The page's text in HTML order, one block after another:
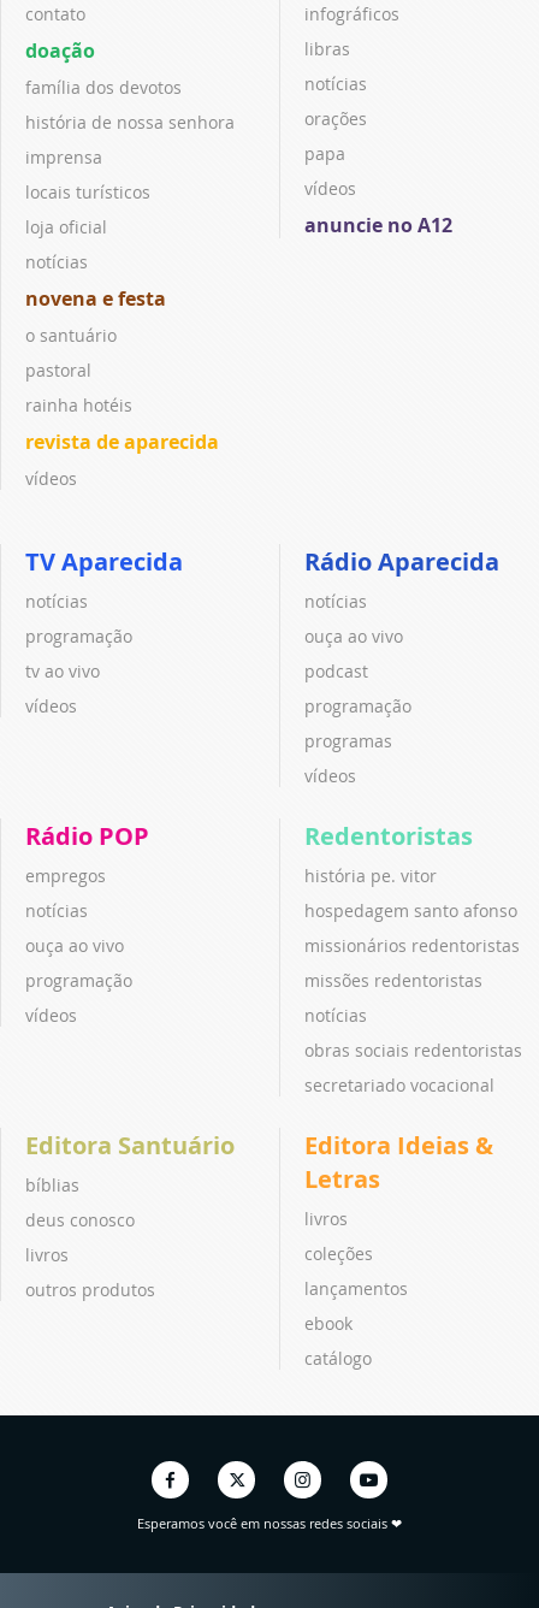
contato
doação
família dos devotos
história de nossa senhora
imprensa
locais turísticos
loja oficial
notícias
novena e festa
o santuário
pastoral
rainha hotéis
revista de aparecida
vídeos
infográficos
libras
notícias
orações
papa
vídeos
anuncie no A12
TV Aparecida
notícias
programação
tv ao vivo
vídeos
Rádio Aparecida
notícias
ouça ao vivo
podcast
programação
programas
vídeos
Rádio POP
empregos
notícias
ouça ao vivo
programação
vídeos
Redentoristas
história pe. vitor
hospedagem santo afonso
missionários redentoristas
missões redentoristas
notícias
obras sociais redentoristas
secretariado vocacional
Editora Santuário
bíblias
deus conosco
livros
outros produtos
Editora Ideias &
Letras
livros
coleções
lançamentos
ebook
catálogo
Esperamos você em nossas redes sociais ❤